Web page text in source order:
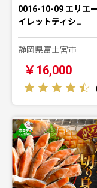
0016-10-09 エリエ
イレットティシ…
静岡県富士宮市
￥16,000